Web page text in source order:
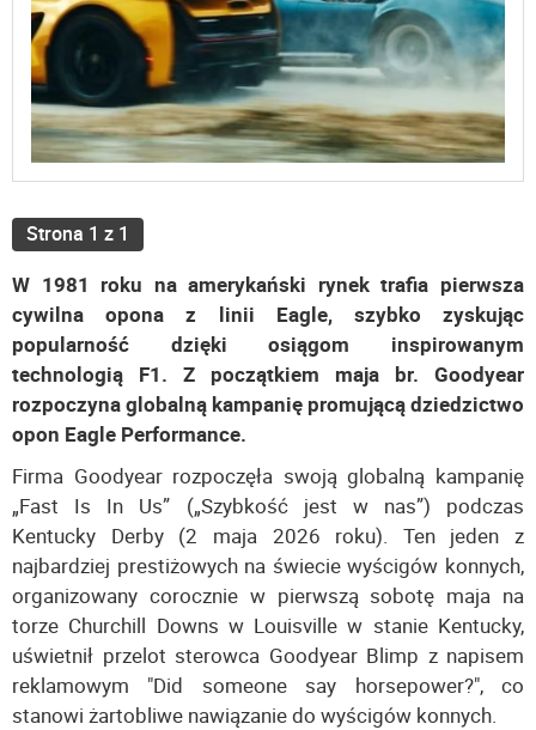
Strona 1 z 1
W 1981 roku na amerykański rynek trafia pierwsza
cywilna opona z linii Eagle, szybko zyskując
popularność dzięki osiągom inspirowanym
technologią F1. Z początkiem maja br. Goodyear
rozpoczyna globalną kampanię promującą dziedzictwo
opon Eagle Performance.
Firma Goodyear rozpoczęła swoją globalną kampanię
„Fast Is In Us” („Szybkość jest w nas”) podczas
Kentucky Derby (2 maja 2026 roku). Ten jeden z
najbardziej prestiżowych na świecie wyścigów konnych,
organizowany corocznie w pierwszą sobotę maja na
torze Churchill Downs w Louisville w stanie Kentucky,
uświetnił przelot sterowca Goodyear Blimp z napisem
reklamowym "Did someone say horsepower?", co
stanowi żartobliwe nawiązanie do wyścigów konnych.